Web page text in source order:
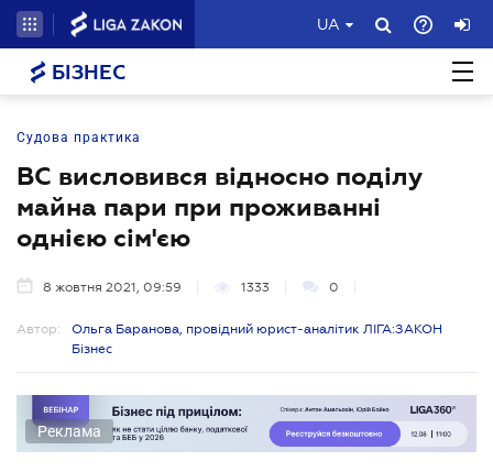
UA
БІЗНЕС
Судова практика
ВС висловився відносно поділу
майна пари при проживанні
однією сім'єю
8 жовтня 2021, 09:59 1333 0
Автор:
Ольга Баранова, провідний юрист-аналітик ЛІГА:ЗАКОН
Бізнес
Реклама